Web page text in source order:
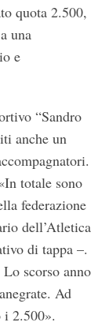
quota 2.500,
una
e
“Sandro
anche un
totale sono
federazione
dell’Atletica
di tappa –.
scorso anno
Ad
2.500».